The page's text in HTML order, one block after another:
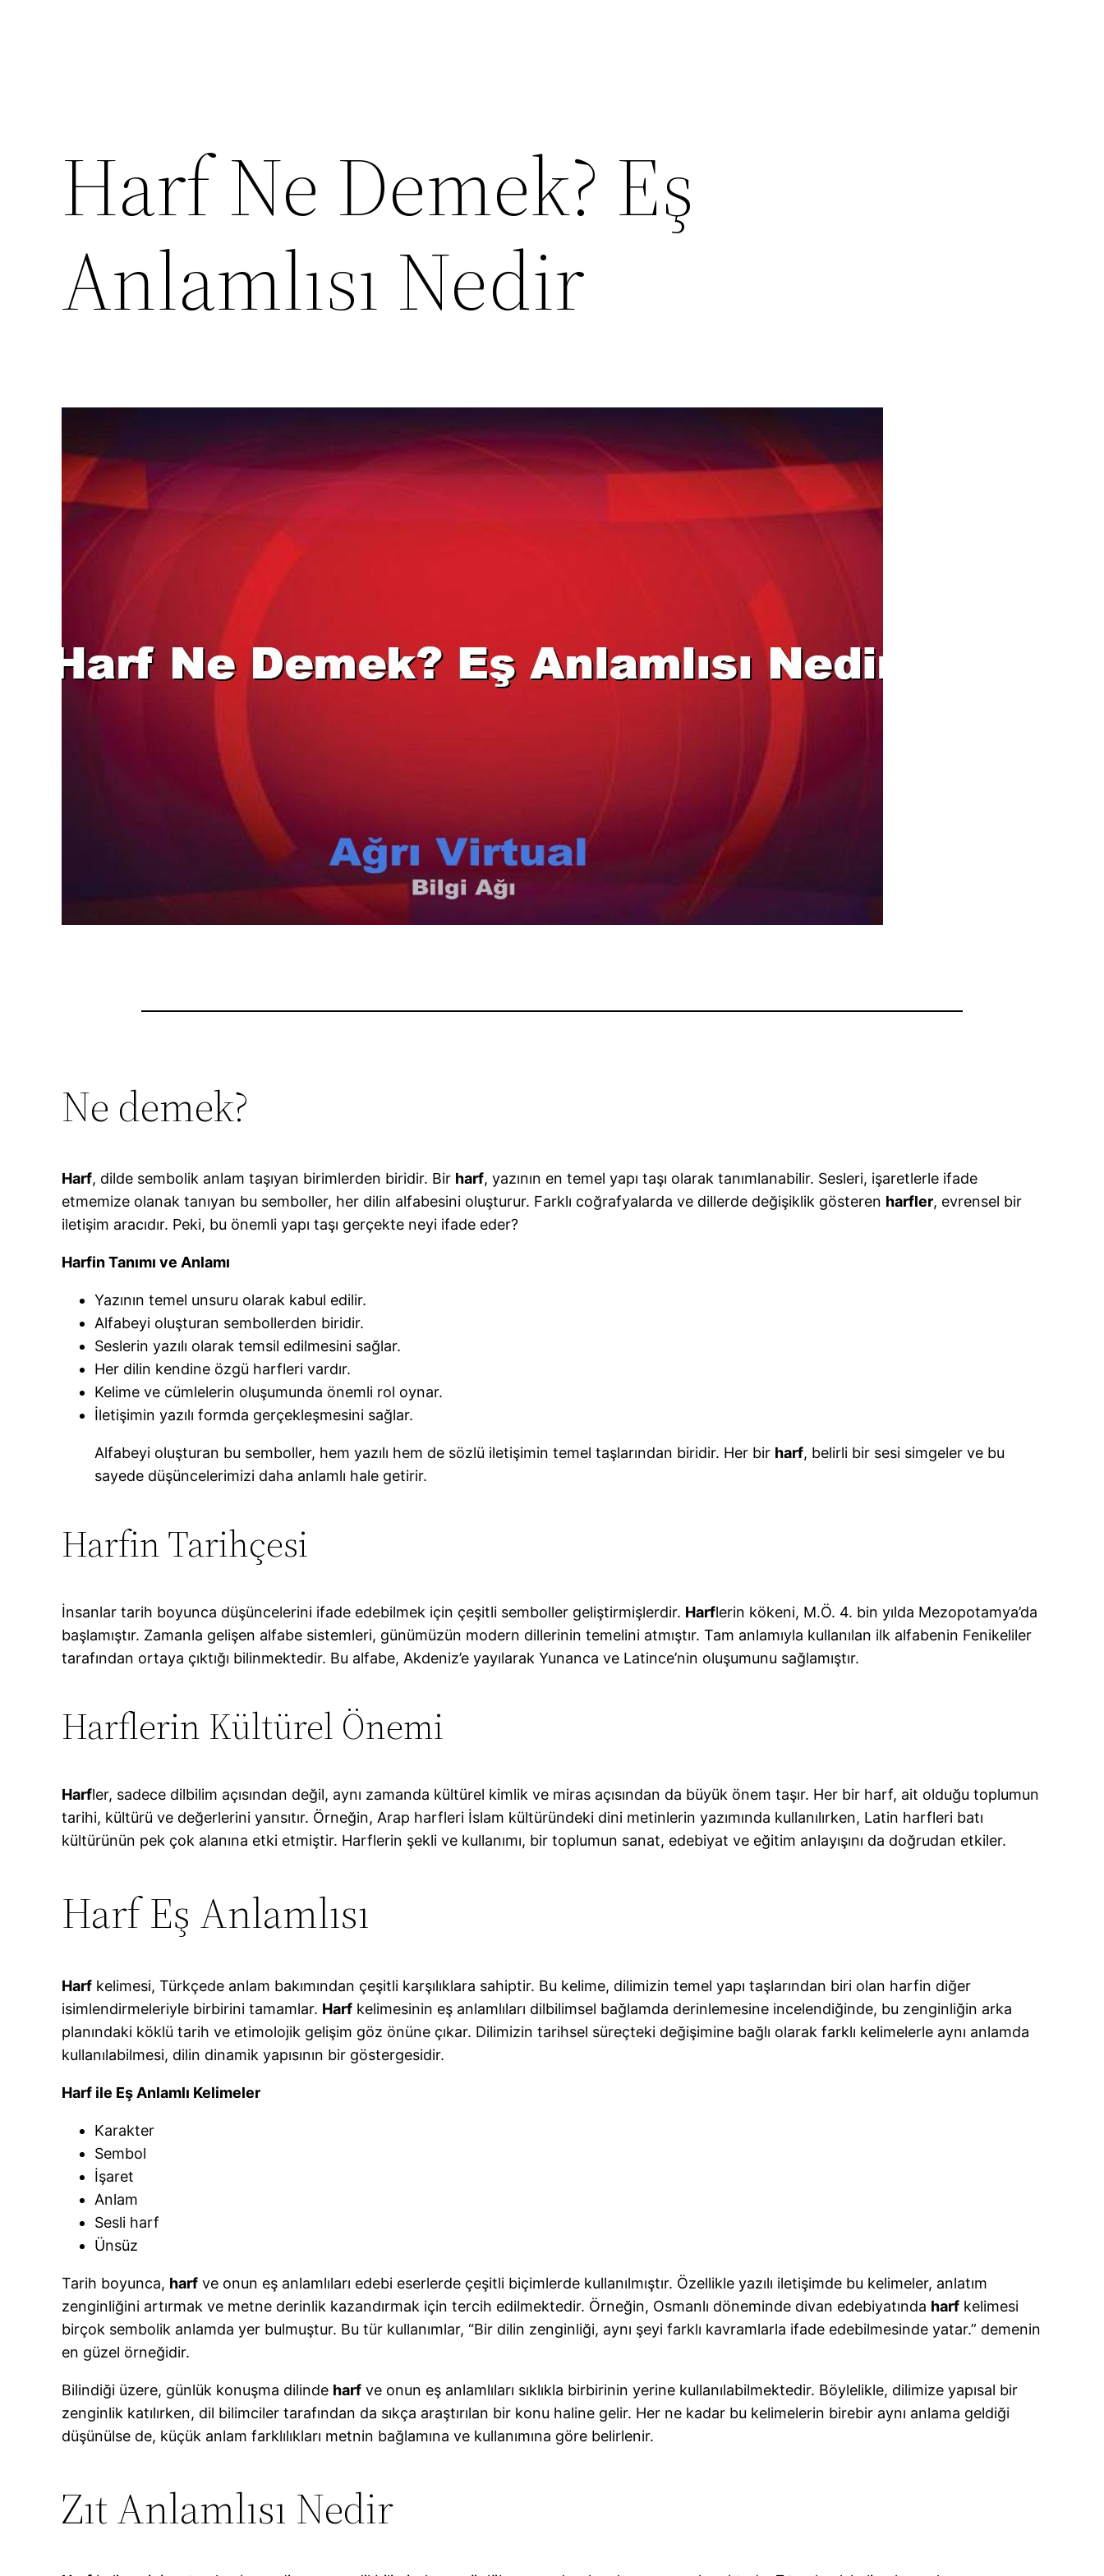
Harf Ne Demek? Eş
Anlamlısı Nedir
Ne demek?
Harf, dilde sembolik anlam taşıyan birimlerden biridir. Bir harf, yazının en temel yapı taşı olarak tanımlanabilir. Sesleri, işaretlerle ifade
etmemize olanak tanıyan bu semboller, her dilin alfabesini oluşturur. Farklı coğrafyalarda ve dillerde değişiklik gösteren harfler, evrensel bir
iletişim aracıdır. Peki, bu önemli yapı taşı gerçekte neyi ifade eder?
Harfin Tanımı ve Anlamı
Yazının temel unsuru olarak kabul edilir.
Alfabeyi oluşturan sembollerden biridir.
Seslerin yazılı olarak temsil edilmesini sağlar.
Her dilin kendine özgü harfleri vardır.
Kelime ve cümlelerin oluşumunda önemli rol oynar.
İletişimin yazılı formda gerçekleşmesini sağlar.
Alfabeyi oluşturan bu semboller, hem yazılı hem de sözlü iletişimin temel taşlarından biridir. Her bir harf, belirli bir sesi simgeler ve bu
sayede düşüncelerimizi daha anlamlı hale getirir.
Harfin Tarihçesi
İnsanlar tarih boyunca düşüncelerini ifade edebilmek için çeşitli semboller geliştirmişlerdir. Harflerin kökeni, M.Ö. 4. bin yılda Mezopotamya’da
başlamıştır. Zamanla gelişen alfabe sistemleri, günümüzün modern dillerinin temelini atmıştır. Tam anlamıyla kullanılan ilk alfabenin Fenikeliler
tarafından ortaya çıktığı bilinmektedir. Bu alfabe, Akdeniz’e yayılarak Yunanca ve Latince’nin oluşumunu sağlamıştır.
Harflerin Kültürel Önemi
Harfler, sadece dilbilim açısından değil, aynı zamanda kültürel kimlik ve miras açısından da büyük önem taşır. Her bir harf, ait olduğu toplumun
tarihi, kültürü ve değerlerini yansıtır. Örneğin, Arap harfleri İslam kültüründeki dini metinlerin yazımında kullanılırken, Latin harfleri batı
kültürünün pek çok alanına etki etmiştir. Harflerin şekli ve kullanımı, bir toplumun sanat, edebiyat ve eğitim anlayışını da doğrudan etkiler.
Harf Eş Anlamlısı
Harf kelimesi, Türkçede anlam bakımından çeşitli karşılıklara sahiptir. Bu kelime, dilimizin temel yapı taşlarından biri olan harfin diğer
isimlendirmeleriyle birbirini tamamlar. Harf kelimesinin eş anlamlıları dilbilimsel bağlamda derinlemesine incelendiğinde, bu zenginliğin arka
planındaki köklü tarih ve etimolojik gelişim göz önüne çıkar. Dilimizin tarihsel süreçteki değişimine bağlı olarak farklı kelimelerle aynı anlamda
kullanılabilmesi, dilin dinamik yapısının bir göstergesidir.
Harf ile Eş Anlamlı Kelimeler
Karakter
Sembol
İşaret
Anlam
Sesli harf
Ünsüz
Tarih boyunca, harf ve onun eş anlamlıları edebi eserlerde çeşitli biçimlerde kullanılmıştır. Özellikle yazılı iletişimde bu kelimeler, anlatım
zenginliğini artırmak ve metne derinlik kazandırmak için tercih edilmektedir. Örneğin, Osmanlı döneminde divan edebiyatında harf kelimesi
birçok sembolik anlamda yer bulmuştur. Bu tür kullanımlar, “Bir dilin zenginliği, aynı şeyi farklı kavramlarla ifade edebilmesinde yatar.” demenin
en güzel örneğidir.
Bilindiği üzere, günlük konuşma dilinde harf ve onun eş anlamlıları sıklıkla birbirinin yerine kullanılabilmektedir. Böylelikle, dilimize yapısal bir
zenginlik katılırken, dil bilimciler tarafından da sıkça araştırılan bir konu haline gelir. Her ne kadar bu kelimelerin birebir aynı anlama geldiği
düşünülse de, küçük anlam farklılıkları metnin bağlamına ve kullanımına göre belirlenir.
Zıt Anlamlısı Nedir